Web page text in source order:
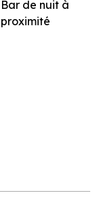
Bar de nuit à
proximité